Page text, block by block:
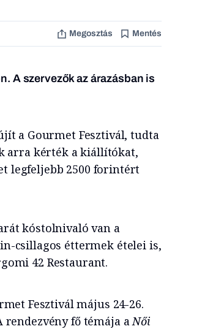
Megosztás Mentés
A szervezők az árazásban is
a Gourmet Fesztivál, tudta
arra kérték a kiállítókat,
legfeljebb 2500 forintért
kóstolnivaló van a
csillagos éttermek ételei is,
42 Restaurant.
Fesztivál május 24-26.
fő témája a Női